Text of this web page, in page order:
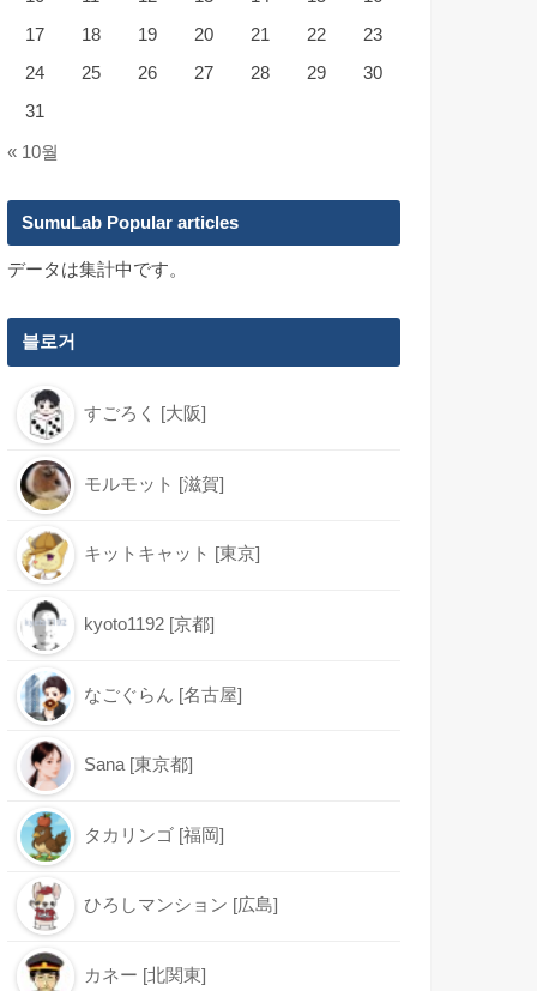
17
18 19 20 21 22
23
24
25 26 27 28 29
30
31
« 10월
SumuLab Popular articles
データは集計中です。
블로거
すごろく [大阪]
モルモット [滋賀]
キットキャット [東京]
kyoto1192 [京都]
なごぐらん [名古屋]
Sana [東京都]
タカリンゴ [福岡]
ひろしマンション [広島]
カネー [北関東]